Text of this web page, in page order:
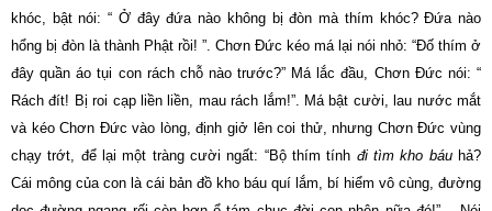
khóc, bật nói: “ Ở đây đứa nào không bị đòn mà thím khóc? Ðứa nào
hổng bị đòn là thành Phật rồi! ”. Chơn Ðức kéo má lại nói nhỏ: “Ðố thím ở
đây quần áo tụi con rách chỗ nào trước?” Má lắc đầu, Chơn Ðức nói: “
Rách đít! Bị roi cạp liền liền, mau rách lắm!”. Má bật cười, lau nước mắt
và kéo Chơn Ðức vào lòng, định giở lên coi thử, nhưng Chơn Ðức vùng
chạy trớt, để lại một tràng cười ngất: “Bộ thím tính đi tìm kho báu hả?
Cái mông của con là cái bản đồ kho báu quí lắm, bí hiểm vô cùng, đường